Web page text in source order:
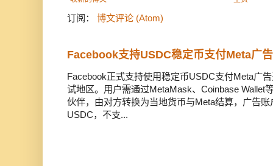
订阅： 博文评论 (Atom)
Facebook支持USDC稳定币支付Meta广
Facebook正式支持使用稳定币USDC支付Meta广
试地区。用户需通过MetaMask、Coinbase Wallet
伙伴，由对方转换为当地货币与Meta结算，广告
USDC，不支...